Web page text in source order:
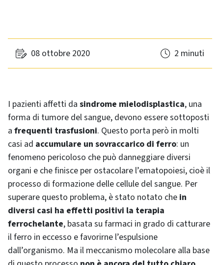
08 ottobre 2020 2 minuti
I pazienti affetti da sindrome mielodisplastica, una
forma di tumore del sangue, devono essere sottoposti
a frequenti trasfusioni. Questo porta però in molti
casi ad accumulare un sovraccarico di ferro: un
fenomeno pericoloso che può danneggiare diversi
organi e che finisce per ostacolare l’ematopoiesi, cioè il
processo di formazione delle cellule del sangue. Per
superare questo problema, è stato notato che in
diversi casi ha effetti positivi la terapia
ferrochelante, basata su farmaci in grado di catturare
il ferro in eccesso e favorirne l’espulsione
dall’organismo. Ma il meccanismo molecolare alla base